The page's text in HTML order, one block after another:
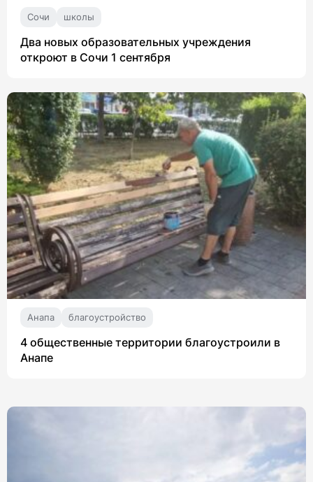
Сочи школы
Два новых образовательных учреждения
откроют в Сочи 1 сентября
Анапа благоустройство
4 общественные территории благоустроили в
Анапе